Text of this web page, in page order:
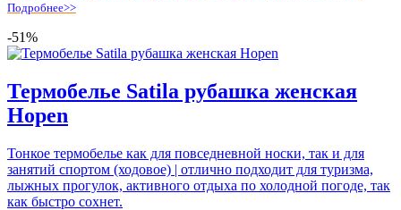
Подробнее>>
-51%
Термобелье Satila рубашка женская
Hopen
Тонкое термобелье как для повседневной носки, так и для
занятий спортом (ходовое) | отлично подходит для туризма,
лыжных прогулок, активного отдыха по холодной погоде, так
как быстро сохнет.